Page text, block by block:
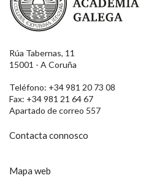
Rúa Tabernas, 11
15001 - A Coruña
Teléfono: +34 981 20 73 08
Fax: +34 981 21 64 67
Apartado de correo 557
Contacta connosco
Mapa web